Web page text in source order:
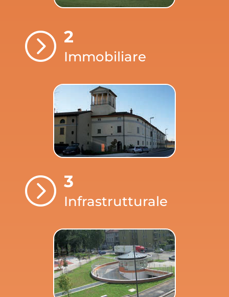
= 2
Immobiliare
= 3
Infrastrutturale